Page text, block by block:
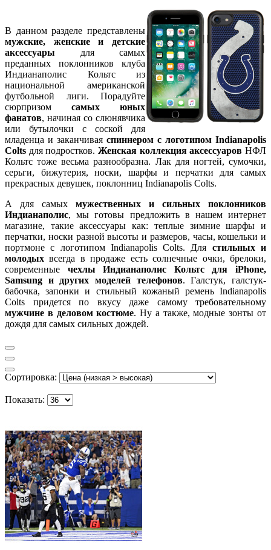
В данном разделе представлены
мужские, женские и детские
аксессуары для самых
преданных поклонников клуба
Индианаполис Кольтс из
национальной американской
футбольной лиги. Порадуйте
сюрпризом самых юных
фанатов, начиная со слюнявчика
или бутылочки с соской для
младенца и заканчивая спиннером с логотипом Indianapolis
Colts для подростков. Женская коллекция аксессуаров НФЛ
Кольтс тоже весьма разнообразна. Лак для ногтей, сумочки,
серьги, бижутерия, носки, шарфы и перчатки для самых
прекрасных девушек, поклонниц Indianapolis Colts.
А для самых мужественных и сильных поклонников
Индианаполис, мы готовы предложить в нашем интернет
магазине, такие аксессуары как: теплые зимние шарфы и
перчатки, носки разной высоты и размеров, часы, кошельки и
портмоне с логотипом Indianapolis Colts. Для стильных и
молодых всегда в продаже есть солнечные очки, брелоки,
современные чехлы Индианаполис Кольтс для iPhone,
Samsung и других моделей телефонов. Галстук, галстук-
бабочка, запонки и стильный кожаный ремень Indianapolis
Colts придется по вкусу даже самому требовательному
мужчине в деловом костюме. Ну а также, модные зонты от
дождя для самых сильных дождей.
Сортировка:
Показать: